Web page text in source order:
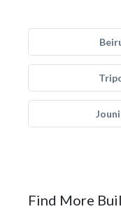
Find More